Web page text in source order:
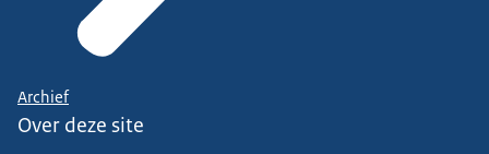
Archief
Over deze site